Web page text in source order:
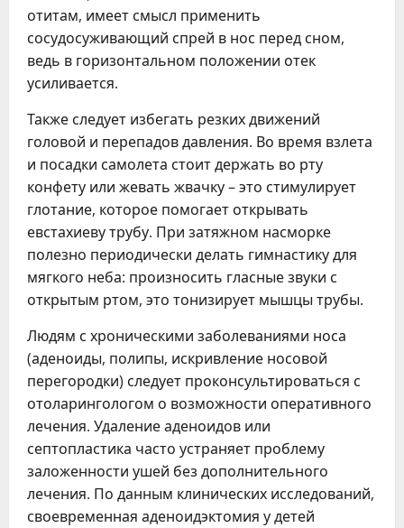
отитам, имеет смысл применить
сосудосуживающий спрей в нос перед сном,
ведь в горизонтальном положении отек
усиливается.
Также следует избегать резких движений
головой и перепадов давления. Во время взлета
и посадки самолета стоит держать во рту
конфету или жевать жвачку – это стимулирует
глотание, которое помогает открывать
евстахиеву трубу. При затяжном насморке
полезно периодически делать гимнастику для
мягкого неба: произносить гласные звуки с
открытым ртом, это тонизирует мышцы трубы.
Людям с хроническими заболеваниями носа
(аденоиды, полипы, искривление носовой
перегородки) следует проконсультироваться с
отоларингологом о возможности оперативного
лечения. Удаление аденоидов или
септопластика часто устраняет проблему
заложенности ушей без дополнительного
лечения. По данным клинических исследований,
своевременная аденоидэктомия у детей